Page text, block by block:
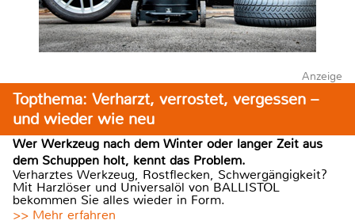
Anzeige
Topthema: Verharzt, verrostet, vergessen –
und wieder wie neu
Wer Werkzeug nach dem Winter oder langer Zeit aus
dem Schuppen holt, kennt das Problem.
Verharztes Werkzeug, Rostflecken, Schwergängigkeit?
Mit Harzlöser und Universalöl von BALLISTOL
bekommen Sie alles wieder in Form.
>> Mehr erfahren